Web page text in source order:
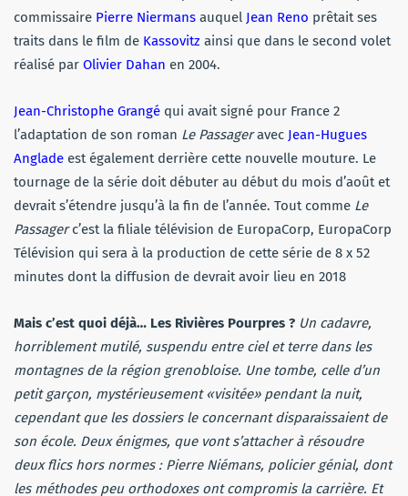
commissaire Pierre Niermans auquel Jean Reno prêtait ses
traits dans le film de Kassovitz ainsi que dans le second volet
réalisé par Olivier Dahan en 2004.
Jean-Christophe Grangé qui avait signé pour France 2
l’adaptation de son roman Le Passageravec Jean-Hugues
Anglade est également derrière cette nouvelle mouture. Le
tournage de la série doit débuter au début du mois d’août et
devrait s’étendre jusqu’à la fin de l’année. Tout comme Le
Passagerc’est la filiale télévision de EuropaCorp, EuropaCorp
Télévision qui sera à la production de cette série de 8 x 52
minutes dont la diffusion de devrait avoir lieu en 2018
Mais c’est quoi déjà… Les Rivières Pourpres ? Un cadavre,
horriblement mutilé, suspendu entre ciel et terre dans les
montagnes de la région grenobloise. Une tombe, celle d’un
petit garçon, mystérieusement «visitée» pendant la nuit,
cependant que les dossiers le concernant disparaissaient de
son école. Deux énigmes, que vont s’attacher à résoudre
deux flics hors normes : Pierre Niémans, policier génial, dont
les méthodes peu orthodoxes ont compromis la carrière. Et